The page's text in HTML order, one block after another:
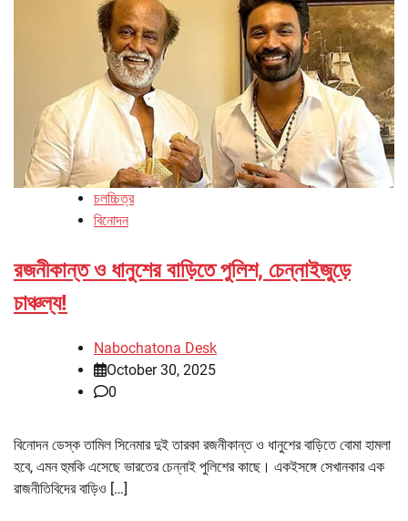
চলচ্চিত্র
বিনোদন
রজনীকান্ত ও ধানুশের বাড়িতে পুলিশ, চেন্নাইজুড়ে
চাঞ্চল্য!
Nabochatona Desk
October 30, 2025
0
বিনোদন ডেস্ক তামিল সিনেমার দুই তারকা রজনীকান্ত ও ধানুশের বাড়িতে বোমা হামলা
হবে, এমন হুমকি এসেছে ভারতের চেন্নাই পুলিশের কাছে। একইসঙ্গে সেখানকার এক
রাজনীতিবিদের বাড়িও […]